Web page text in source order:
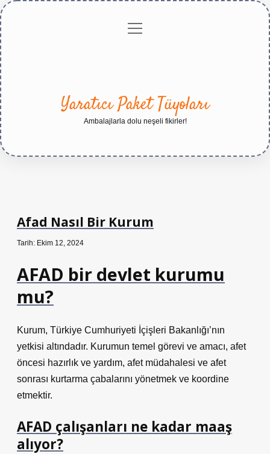
Gizlilikmenüyü
Yaratıcı Paket Tüyoları
Ambalajlarla dolu neşeli fikirler!
Afad Nasıl Bir Kurum
Tarih: Ekim 12, 2024
AFAD bir devlet kurumu
mu?
Kurum, Türkiye Cumhuriyeti İçişleri Bakanlığı’nın
yetkisi altındadır. Kurumun temel görevi ve amacı, afet
öncesi hazırlık ve yardım, afet müdahalesi ve afet
sonrası kurtarma çabalarını yönetmek ve koordine
etmektir.
AFAD çalışanları ne kadar maaş
alıyor?